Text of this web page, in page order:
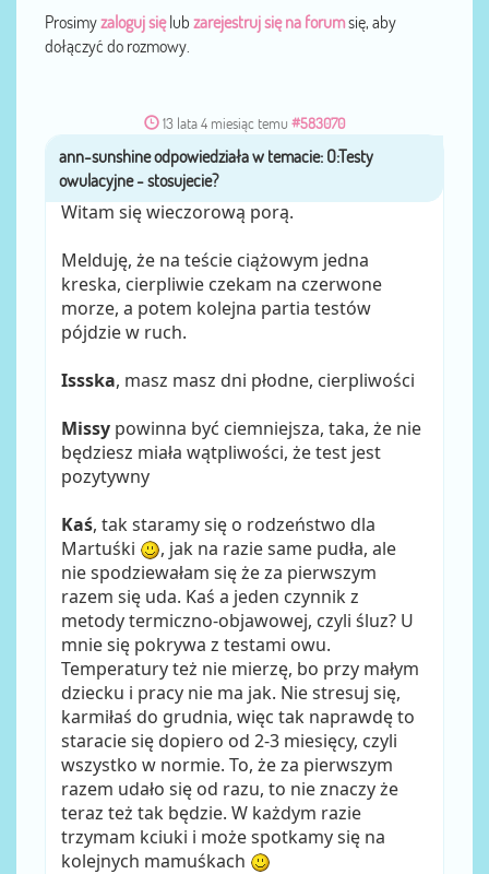
Prosimyzaloguj sięlub zarejestruj się na forumsię, aby
dołączyć do rozmowy.
13 lata 4 miesiąc temu #583070
przezann-sunshine
Witam się wieczorową porą.
Melduję, że na teście ciążowym jedna
kreska, cierpliwie czekam na czerwone
morze, a potem kolejna partia testów
pójdzie w ruch.
Issska, masz masz dni płodne, cierpliwości
Missy powinna być ciemniejsza, taka, że nie
będziesz miała wątpliwości, że test jest
pozytywny
Kaś, tak staramy się o rodzeństwo dla
Martuśki
, jak na razie same pudła, ale
nie spodziewałam się że za pierwszym
razem się uda. Kaś a jeden czynnik z
metody termiczno-objawowej, czyli śluz? U
mnie się pokrywa z testami owu.
Temperatury też nie mierzę, bo przy małym
dziecku i pracy nie ma jak. Nie stresuj się,
karmiłaś do grudnia, więc tak naprawdę to
staracie się dopiero od 2-3 miesięcy, czyli
wszystko w normie. To, że za pierwszym
razem udało się od razu, to nie znaczy że
teraz też tak będzie. W każdym razie
trzymam kciuki i może spotkamy się na
kolejnych mamuśkach